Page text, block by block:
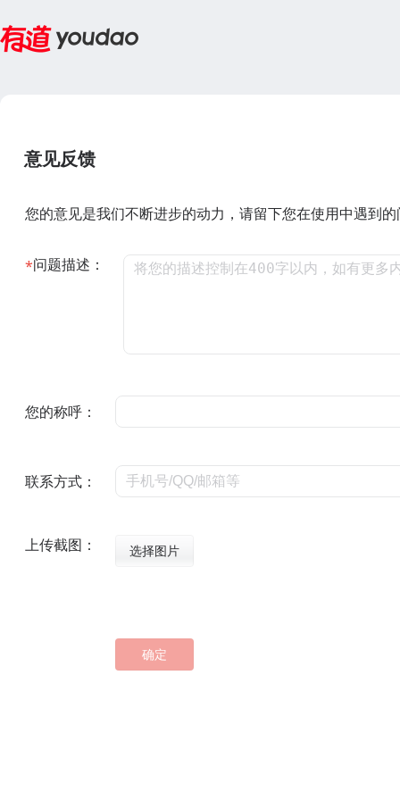
意见反馈
您的意见是我们不断进步的动力，请留下您在使用中遇到
问题描述：
您的称呼：
联系方式：
上传截图： 选择图片
确定